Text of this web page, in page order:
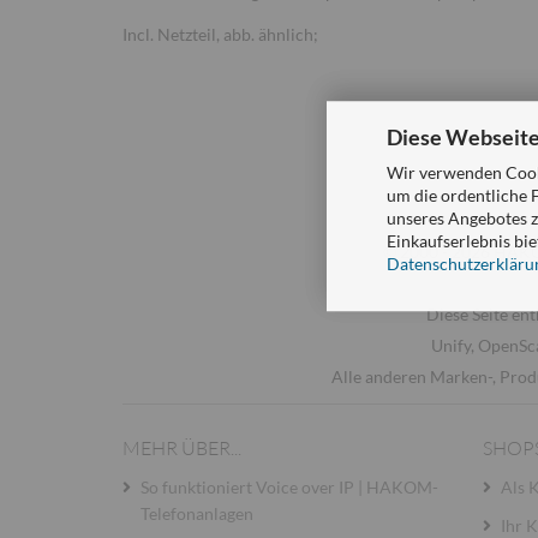
Diese
Wir verwenden
um die ordentliche
unseres Angebotes
Einkaufserlebnis
Incl. Netzteil, abb. ähnlich;
© 2000 - 2026
Diese Seite
Unify,
Alle anderen Marken-,
MEHR ÜBER...
So funktioniert Voice over IP | HAKOM-
Telefonanlagen
Als
Ihr